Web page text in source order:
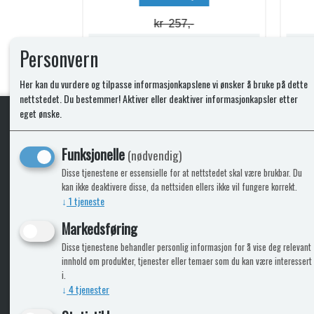
kr 74,-
Kjøp
KLikk & hent
ICARAVANGRUPPEN
Bobilkjeden - iCaravan Tromsø
Caravan.no - når camping er livet
Fritidsvarehuset.no - barn og velvære
Cookies
Personvern
Her kan du vurdere og tilpasse informasjonkapslene vi ønsker å bruke på dette
nettstedet. Du bestemmer! Aktiver eller deaktiver informasjonkapsler etter
eget ønske.
Funksjonelle(nødvendig)
Disse tjenestene er essensielle for at nettstedet skal være brukbar. Du
kan ikke deaktivere disse, da nettsiden ellers ikke vil fungere korrekt.
↓ 1tjeneste
Markedsføring
Disse tjenestene behandler personlig informasjon for å vise deg relevant
innhold om produkter, tjenester eller temaer som du kan være interessert
i.
↓ 4tjenester